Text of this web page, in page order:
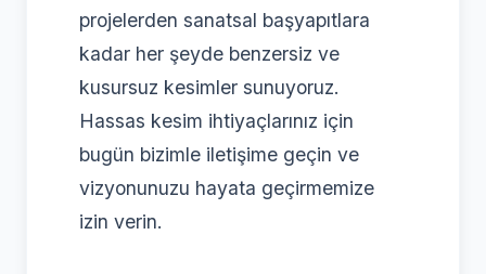
projelerden sanatsal başyapıtlara
kadar her şeyde benzersiz ve
kusursuz kesimler sunuyoruz.
Hassas kesim ihtiyaçlarınız için
bugün bizimle iletişime geçin ve
vizyonunuzu hayata geçirmemize
izin verin.